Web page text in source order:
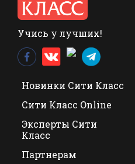
Учись у лучших!
Новинки Сити Класс
Сити Класс Online
Эксперты Сити
Класс
Партнерам